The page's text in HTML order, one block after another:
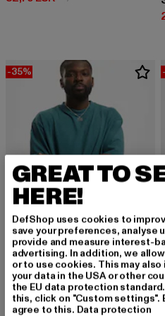
-35%
URBAN CLASSICS
Tall
12,99 EUR
Derzeitiger Preis: 12,99 EUR
19,99 EURAktionspreis:
GREAT TO
HERE!
DefShop uses cookies to
save your preferences, analyse
provide and measure interest-
advertising. In addition, we
or to use cookies. This may
your data in the USA or other
the EU data protection
this, click on "Custom settings".
agree to this. Data protection